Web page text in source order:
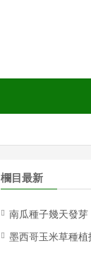
欄目最新
南瓜種子幾天發芽
墨西哥玉米草種植